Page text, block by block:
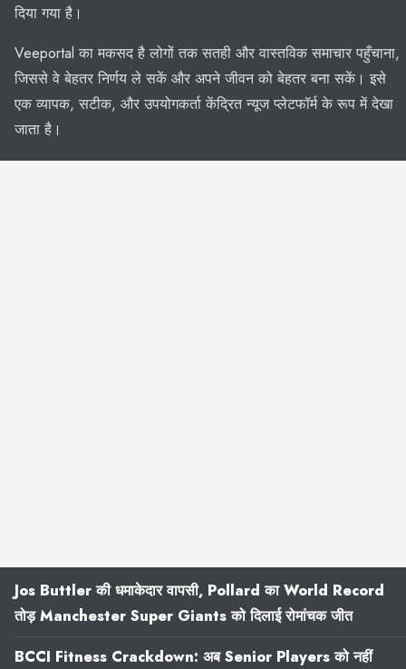
दिया गया है।
Veeportal का मकसद है लोगों तक सतही और वास्तविक समाचार पहुँचाना,
जिससे वे बेहतर निर्णय ले सकें और अपने जीवन को बेहतर बना सकें। इसे
एक व्यापक, सटीक, और उपयोगकर्ता केंद्रित न्यूज प्लेटफॉर्म के रूप में देखा
जाता है।
Jos Buttler की धमाकेदार वापसी, Pollard का World Record
तोड़ Manchester Super Giants को दिलाई रोमांचक जीत
BCCI Fitness Crackdown: अब Senior Players को नहीं